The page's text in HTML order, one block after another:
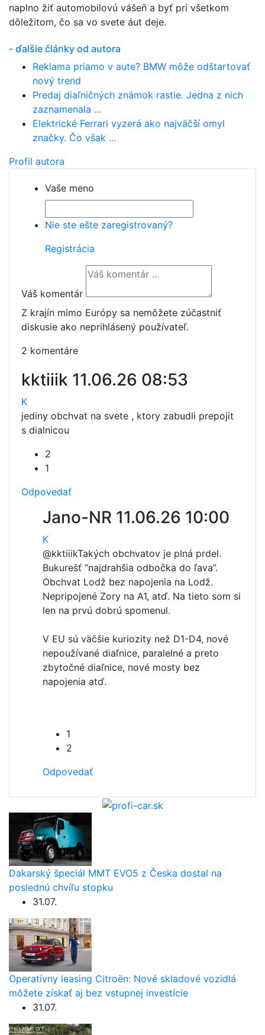
naplno žiť automobilovú vášeň a byť pri všetkom
dôležitom, čo sa vo svete áut deje.
- ďalšie články od autora
Reklama priamo v aute? BMW môže odštartovať
nový trend
Predaj diaľničných známok rastie. Jedna z nich
zaznamenala ...
Elektrické Ferrari vyzerá ako najväčší omyl
značky. Čo však ...
Profil autora
Vaše meno
Nie ste ešte zaregistrovaný?
Registrácia
Váš komentár
Z krajín mimo Európy sa nemôžete zúčastniť
diskusie ako neprihlásený používateľ.
2 komentáre
kktiiik 11.06.26 08:53
K
jediny obchvat na svete , ktory zabudli prepojit
s dialnicou
2
1
Odpovedať
Jano-NR 11.06.26 10:00
K
@kktiiikTakých obchvatov je plná prdel.
Bukurešť “najdrahšia odbočka do ľava”.
Obchvat Lodž bez napojenia na Lodž.
Nepripojené Zory na A1, atď. Na tieto som si
len na prvú dobrú spomenul.
V EU sú väčšie kuriozity než D1-D4, nové
nepoužívané diaľnice, paralelné a preto
zbytočné diaľnice, nové mosty bez
napojenia atď.
1
2
Odpovedať
Dakarský špeciál MMT EVO5 z Česka dostal na
poslednú chvíľu stopku
31.07.
Operatívny leasing Citroën: Nové skladové vozidlá
môžete získať aj bez vstupnej investície
31.07.